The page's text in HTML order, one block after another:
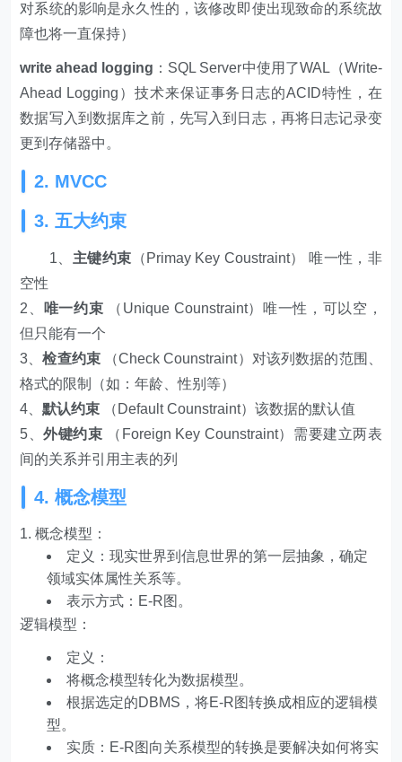
对系统的影响是永久性的，该修改即使出现致命的系统故
障也将一直保持）
write ahead logging ：SQL Server中使用了WAL（Write-
Ahead Logging）技术来保证事务日志的ACID特性，在
数据写入到数据库之前，先写入到日志，再将日志记录变
更到存储器中。
2. MVCC
3. 五大约束
1、 主键约束 （Primay Key Coustraint） 唯一性，非
空性
2、
唯一约束 （Unique Counstraint）唯一性，可以空，
但只能有一个
3、检查约束 （Check Counstraint）对该列数据的范围、
格式的限制（如：年龄、性别等）
4、默认约束 （Default Counstraint）该数据的默认值
5、外键约束 （Foreign Key Counstraint）需要建立两表
间的关系并引用主表的列
4. 概念模型
概念模型：
定义：现实世界到信息世界的第一层抽象，确定
领域实体属性关系等。
表示方式：E-R图。
逻辑模型：
定义：
将概念模型转化为数据模型。
根据选定的DBMS，将E-R图转换成相应的逻辑模
型。
实质：E-R图向关系模型的转换是要解决如何将实